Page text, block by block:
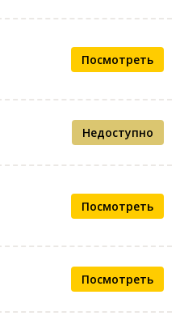
Посмотреть
Недоступно
Посмотреть
Посмотреть